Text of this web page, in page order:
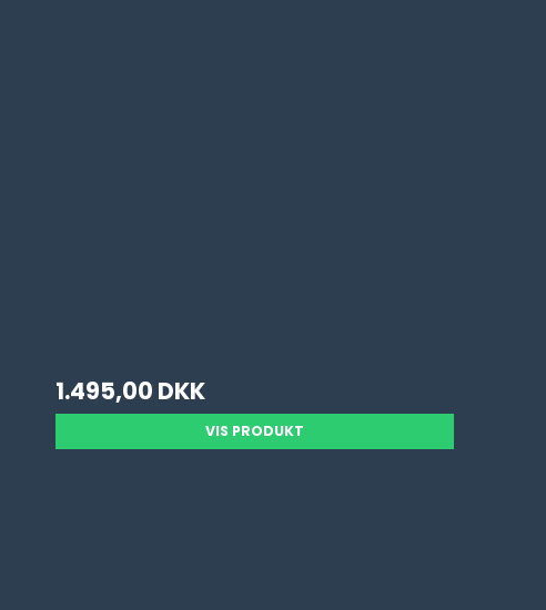
1.495,00 DKK
VIS PRODUKT